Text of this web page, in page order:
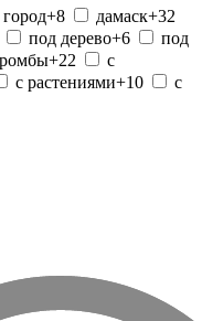
город+8 дамаск+32
под дерево+6
под
ромбы+22
с
с растениями+10
с